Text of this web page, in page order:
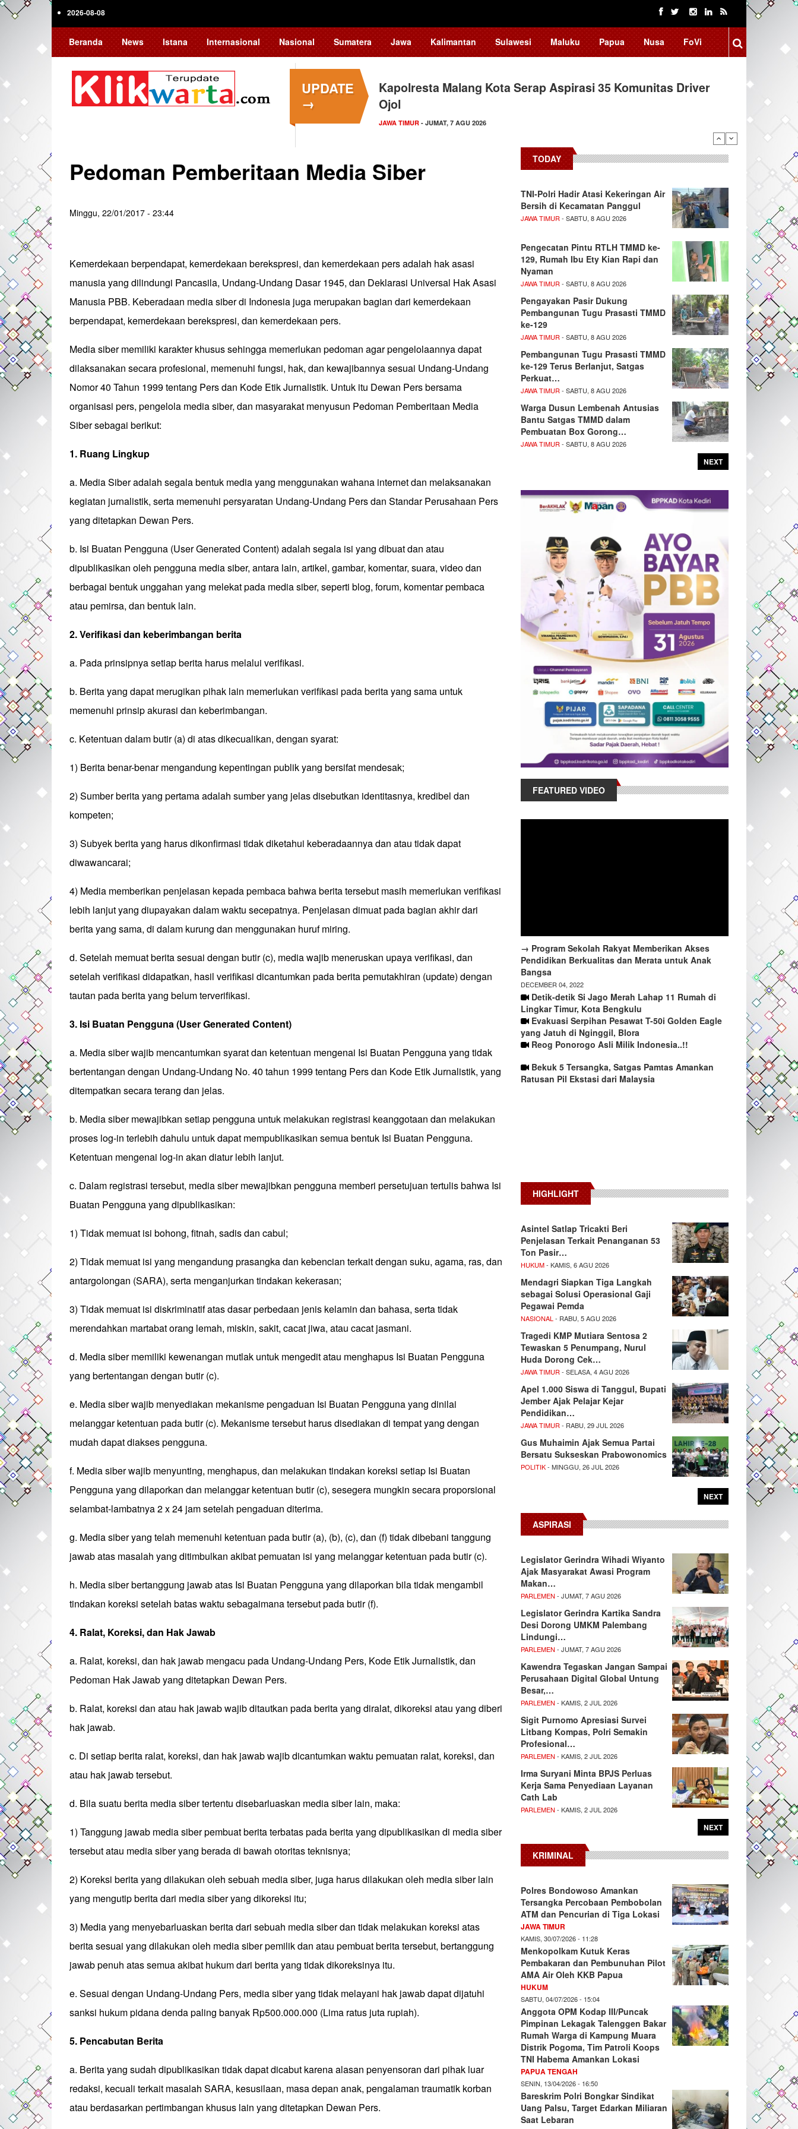
Skip
2026-08-08
Beranda News Istana Internasional Nasional Sumatera Jawa Kalimantan Sulawesi Maluku Papua Nusa FoVi
UPDATE
→
Kapolresta Malang Kota Serap Aspirasi 35 Komunitas Driver
Ojol
JAWA TIMUR - JUMAT, 7 AGU 2026
Pedoman Pemberitaan Media Siber
Minggu, 22/01/2017 - 23:44
Kemerdekaan berpendapat, kemerdekaan berekspresi, dan kemerdekaan pers adalah hak asasi
manusia yang dilindungi Pancasila, Undang-Undang Dasar 1945, dan Deklarasi Universal Hak Asasi
Manusia PBB. Keberadaan media siber di Indonesia juga merupakan bagian dari kemerdekaan
berpendapat, kemerdekaan berekspresi, dan kemerdekaan pers.
Media siber memiliki karakter khusus sehingga memerlukan pedoman agar pengelolaannya dapat
dilaksanakan secara profesional, memenuhi fungsi, hak, dan kewajibannya sesuai Undang-Undang
Nomor 40 Tahun 1999 tentang Pers dan Kode Etik Jurnalistik. Untuk itu Dewan Pers bersama
organisasi pers, pengelola media siber, dan masyarakat menyusun Pedoman Pemberitaan Media
Siber sebagai berikut:
1. Ruang Lingkup
a. Media Siber adalah segala bentuk media yang menggunakan wahana internet dan melaksanakan
kegiatan jurnalistik, serta memenuhi persyaratan Undang-Undang Pers dan Standar Perusahaan Pers
yang ditetapkan Dewan Pers.
b. Isi Buatan Pengguna (User Generated Content) adalah segala isi yang dibuat dan atau
dipublikasikan oleh pengguna media siber, antara lain, artikel, gambar, komentar, suara, video dan
berbagai bentuk unggahan yang melekat pada media siber, seperti blog, forum, komentar pembaca
atau pemirsa, dan bentuk lain.
2. Verifikasi dan keberimbangan berita
a. Pada prinsipnya setiap berita harus melalui verifikasi.
b. Berita yang dapat merugikan pihak lain memerlukan verifikasi pada berita yang sama untuk
memenuhi prinsip akurasi dan keberimbangan.
c. Ketentuan dalam butir (a) di atas dikecualikan, dengan syarat:
1) Berita benar-benar mengandung kepentingan publik yang bersifat mendesak;
2) Sumber berita yang pertama adalah sumber yang jelas disebutkan identitasnya, kredibel dan
kompeten;
3) Subyek berita yang harus dikonfirmasi tidak diketahui keberadaannya dan atau tidak dapat
diwawancarai;
4) Media memberikan penjelasan kepada pembaca bahwa berita tersebut masih memerlukan verifikasi
lebih lanjut yang diupayakan dalam waktu secepatnya. Penjelasan dimuat pada bagian akhir dari
berita yang sama, di dalam kurung dan menggunakan huruf miring.
d. Setelah memuat berita sesuai dengan butir (c), media wajib meneruskan upaya verifikasi, dan
setelah verifikasi didapatkan, hasil verifikasi dicantumkan pada berita pemutakhiran (update) dengan
tautan pada berita yang belum terverifikasi.
3. Isi Buatan Pengguna (User Generated Content)
a. Media siber wajib mencantumkan syarat dan ketentuan mengenai Isi Buatan Pengguna yang tidak
bertentangan dengan Undang-Undang No. 40 tahun 1999 tentang Pers dan Kode Etik Jurnalistik, yang
ditempatkan secara terang dan jelas.
b. Media siber mewajibkan setiap pengguna untuk melakukan registrasi keanggotaan dan melakukan
proses log-in terlebih dahulu untuk dapat mempublikasikan semua bentuk Isi Buatan Pengguna.
Ketentuan mengenai log-in akan diatur lebih lanjut.
c. Dalam registrasi tersebut, media siber mewajibkan pengguna memberi persetujuan tertulis bahwa Isi
Buatan Pengguna yang dipublikasikan:
1) Tidak memuat isi bohong, fitnah, sadis dan cabul;
2) Tidak memuat isi yang mengandung prasangka dan kebencian terkait dengan suku, agama, ras, dan
antargolongan (SARA), serta menganjurkan tindakan kekerasan;
3) Tidak memuat isi diskriminatif atas dasar perbedaan jenis kelamin dan bahasa, serta tidak
merendahkan martabat orang lemah, miskin, sakit, cacat jiwa, atau cacat jasmani.
d. Media siber memiliki kewenangan mutlak untuk mengedit atau menghapus Isi Buatan Pengguna
yang bertentangan dengan butir (c).
e. Media siber wajib menyediakan mekanisme pengaduan Isi Buatan Pengguna yang dinilai
melanggar ketentuan pada butir (c). Mekanisme tersebut harus disediakan di tempat yang dengan
mudah dapat diakses pengguna.
f. Media siber wajib menyunting, menghapus, dan melakukan tindakan koreksi setiap Isi Buatan
Pengguna yang dilaporkan dan melanggar ketentuan butir (c), sesegera mungkin secara proporsional
selambat-lambatnya 2 x 24 jam setelah pengaduan diterima.
g. Media siber yang telah memenuhi ketentuan pada butir (a), (b), (c), dan (f) tidak dibebani tanggung
jawab atas masalah yang ditimbulkan akibat pemuatan isi yang melanggar ketentuan pada butir (c).
h. Media siber bertanggung jawab atas Isi Buatan Pengguna yang dilaporkan bila tidak mengambil
tindakan koreksi setelah batas waktu sebagaimana tersebut pada butir (f).
4. Ralat, Koreksi, dan Hak Jawab
a. Ralat, koreksi, dan hak jawab mengacu pada Undang-Undang Pers, Kode Etik Jurnalistik, dan
Pedoman Hak Jawab yang ditetapkan Dewan Pers.
b. Ralat, koreksi dan atau hak jawab wajib ditautkan pada berita yang diralat, dikoreksi atau yang diberi
hak jawab.
c. Di setiap berita ralat, koreksi, dan hak jawab wajib dicantumkan waktu pemuatan ralat, koreksi, dan
atau hak jawab tersebut.
d. Bila suatu berita media siber tertentu disebarluaskan media siber lain, maka:
1) Tanggung jawab media siber pembuat berita terbatas pada berita yang dipublikasikan di media siber
tersebut atau media siber yang berada di bawah otoritas teknisnya;
2) Koreksi berita yang dilakukan oleh sebuah media siber, juga harus dilakukan oleh media siber lain
yang mengutip berita dari media siber yang dikoreksi itu;
3) Media yang menyebarluaskan berita dari sebuah media siber dan tidak melakukan koreksi atas
berita sesuai yang dilakukan oleh media siber pemilik dan atau pembuat berita tersebut, bertanggung
jawab penuh atas semua akibat hukum dari berita yang tidak dikoreksinya itu.
e. Sesuai dengan Undang-Undang Pers, media siber yang tidak melayani hak jawab dapat dijatuhi
sanksi hukum pidana denda paling banyak Rp500.000.000 (Lima ratus juta rupiah).
5. Pencabutan Berita
a. Berita yang sudah dipublikasikan tidak dapat dicabut karena alasan penyensoran dari pihak luar
redaksi, kecuali terkait masalah SARA, kesusilaan, masa depan anak, pengalaman traumatik korban
atau berdasarkan pertimbangan khusus lain yang ditetapkan Dewan Pers.
TODAY
TNI-Polri Hadir Atasi Kekeringan Air
Bersih di Kecamatan Panggul
JAWA TIMUR - SABTU, 8 AGU 2026
Pengecatan Pintu RTLH TMMD ke-
129, Rumah Ibu Ety Kian Rapi dan
Nyaman
JAWA TIMUR - SABTU, 8 AGU 2026
Pengayakan Pasir Dukung
Pembangunan Tugu Prasasti TMMD
ke-129
JAWA TIMUR - SABTU, 8 AGU 2026
Pembangunan Tugu Prasasti TMMD
ke-129 Terus Berlanjut, Satgas
Perkuat…
JAWA TIMUR - SABTU, 8 AGU 2026
Warga Dusun Lembenah Antusias
Bantu Satgas TMMD dalam
Pembuatan Box Gorong…
JAWA TIMUR - SABTU, 8 AGU 2026
NEXT
FEATURED VIDEO
→ Program Sekolah Rakyat Memberikan Akses
Pendidikan Berkualitas dan Merata untuk Anak
Bangsa
DECEMBER 04, 2022
Detik-detik Si Jago Merah Lahap 11 Rumah di
Lingkar Timur, Kota Bengkulu
Evakuasi Serpihan Pesawat T-50i Golden Eagle
yang Jatuh di Nginggil, Blora
Reog Ponorogo Asli Milik Indonesia..!!
Bekuk 5 Tersangka, Satgas Pamtas Amankan
Ratusan Pil Ekstasi dari Malaysia
HIGHLIGHT
Asintel Satlap Tricakti Beri
Penjelasan Terkait Penanganan 53
Ton Pasir…
HUKUM- KAMIS, 6 AGU 2026
Mendagri Siapkan Tiga Langkah
sebagai Solusi Operasional Gaji
Pegawai Pemda
NASIONAL - RABU, 5 AGU 2026
Tragedi KMP Mutiara Sentosa 2
Tewaskan 5 Penumpang, Nurul
Huda Dorong Cek…
JAWA TIMUR - SELASA, 4 AGU 2026
Apel 1.000 Siswa di Tanggul, Bupati
Jember Ajak Pelajar Kejar
Pendidikan…
JAWA TIMUR - RABU, 29 JUL 2026
Gus Muhaimin Ajak Semua Partai
Bersatu Sukseskan Prabowonomics
POLITIK- MINGGU, 26 JUL 2026
NEXT
ASPIRASI
Legislator Gerindra Wihadi Wiyanto
Ajak Masyarakat Awasi Program
Makan…
PARLEMEN - JUMAT, 7 AGU 2026
Legislator Gerindra Kartika Sandra
Desi Dorong UMKM Palembang
Lindungi…
PARLEMEN - JUMAT, 7 AGU 2026
Kawendra Tegaskan Jangan Sampai
Perusahaan Digital Global Untung
Besar,…
PARLEMEN - KAMIS, 2 JUL 2026
Sigit Purnomo Apresiasi Survei
Litbang Kompas, Polri Semakin
Profesional…
PARLEMEN - KAMIS, 2 JUL 2026
Irma Suryani Minta BPJS Perluas
Kerja Sama Penyediaan Layanan
Cath Lab
PARLEMEN - KAMIS, 2 JUL 2026
NEXT
KRIMINAL
Polres Bondowoso Amankan
Tersangka Percobaan Pembobolan
ATM dan Pencurian di Tiga Lokasi
JAWA TIMUR
KAMIS, 30/07/2026 - 11:28
Menkopolkam Kutuk Keras
Pembakaran dan Pembunuhan Pilot
AMA Air Oleh KKB Papua
HUKUM
SABTU, 04/07/2026 - 15:04
Anggota OPM Kodap III/Puncak
Pimpinan Lekagak Talenggen Bakar
Rumah Warga di Kampung Muara
Distrik Pogoma, Tim Patroli Koops
TNI Habema Amankan Lokasi
PAPUA TENGAH
SENIN, 13/04/2026 - 16:50
Bareskrim Polri Bongkar Sindikat
Uang Palsu, Target Edarkan Miliaran
Saat Lebaran